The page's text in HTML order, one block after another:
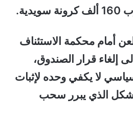
أمام محكمة الاستئناف
إلغاء قرار الصندوق،
لا يكفي وحده لإثبات
الذي يبرر سحب